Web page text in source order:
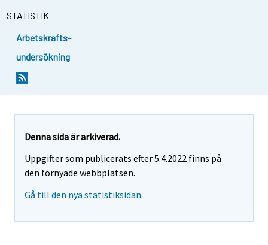
STATISTIK
Arbetskrafts-
undersökning
Denna sida är arkiverad.
Uppgifter som publicerats efter 5.4.2022 finns på
den förnyade webbplatsen.
Gå till den nya statistiksidan.